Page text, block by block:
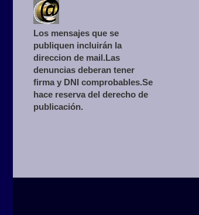
Los mensajes que se
publiquen incluirán la
direccion de mail.Las
denuncias deberan tener
firma y DNI comprobables.Se
hace reserva del derecho de
publicación.